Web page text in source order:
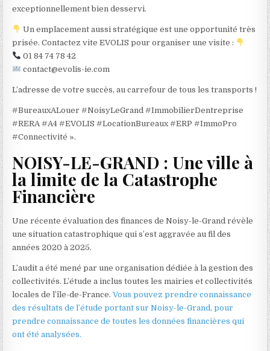
exceptionnellement bien desservi.
Un emplacement aussi stratégique est une opportunité très
prisée. Contactez vite EVOLIS pour organiser une visite :
01 84 74 78 42
contact@evolis-ie.com
L’adresse de votre succès, au carrefour de tous les transports !
#BureauxALouer #NoisyLeGrand #ImmobilierDentreprise
#RERA #A4 #EVOLIS #LocationBureaux #ERP #ImmoPro
#Connectivité ».
NOISY-LE-GRAND : Une ville à
la limite de la Catastrophe
Financière
Une récente évaluation des finances de Noisy-le-Grand révèle
une situation catastrophique qui s’est aggravée au fil des
années 2020 à 2025.
L’audit a été mené par une organisation dédiée à la gestion des
collectivités. L’étude a inclus toutes les mairies et collectivités
locales de l’île-de-France.Vous pouvez prendre connaissance
des résultats de l’étude portant sur Noisy-le-Grand, pour
prendre connaissance de toutes les données financières qui
ont été analysées.